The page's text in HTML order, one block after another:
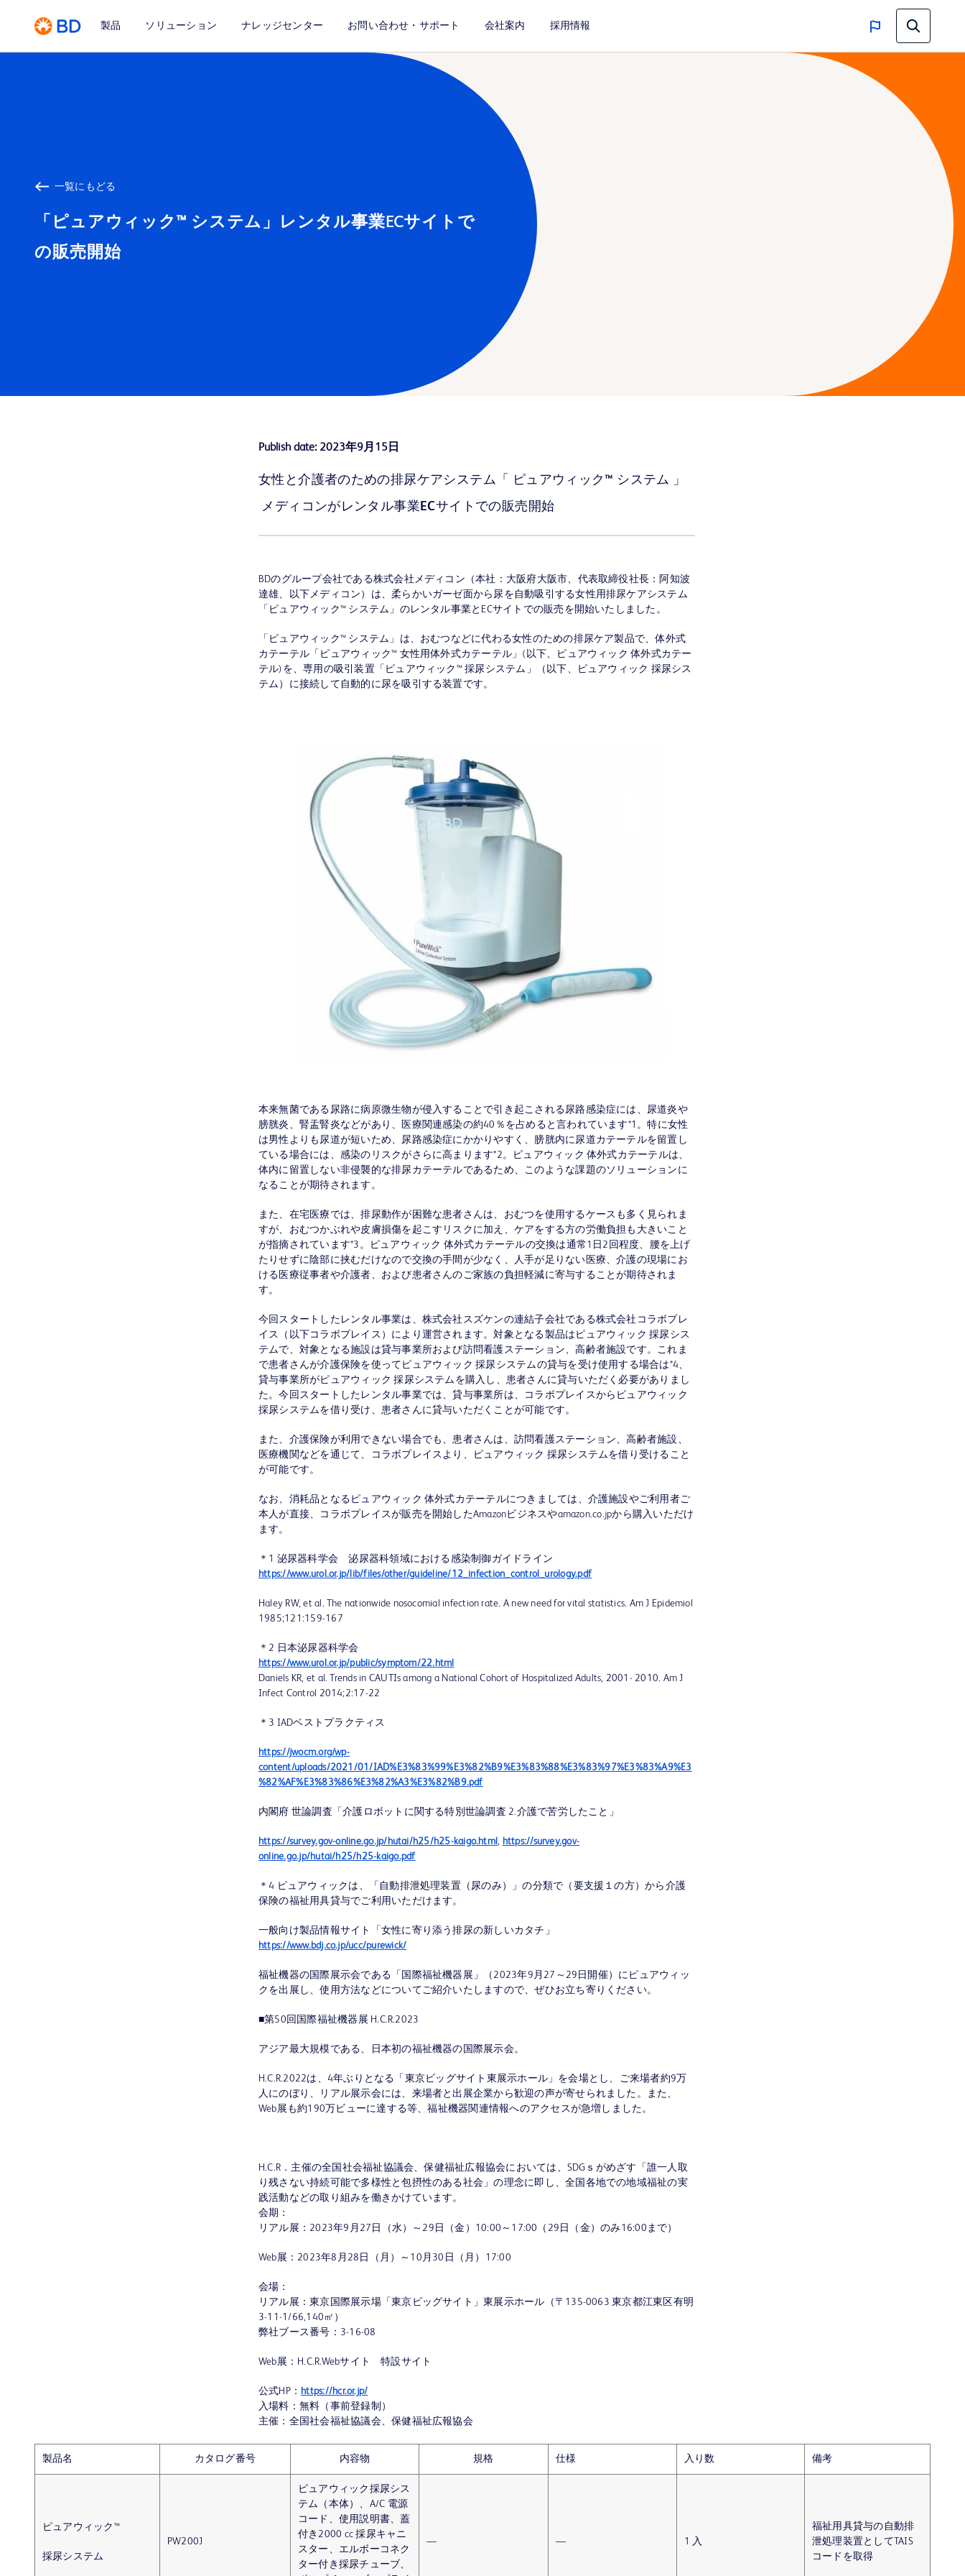
製品 ソリューション ナレッジセンター お問い合わせ・サポート 会社案内 採用情報
一覧にもどる
「ピュアウィック™ システム」レンタル事業ECサイトで
の販売開始
Publish date: 2023年9月15日
女性と介護者のための排尿ケアシステム「 ピュアウィック™ システム 」
メディコンがレンタル事業ECサイトでの販売開始
BDのグループ会社である株式会社メディコン（本社：大阪府大阪市、代表取締役社長：阿知波
達雄、以下メディコン）は、柔らかいガーゼ面から尿を自動吸引する女性用排尿ケアシステム
「ピュアウィック™ システム」のレンタル事業とECサイトでの販売を開始いたしました。
「ピュアウィック™ システム」は、おむつなどに代わる女性のための排尿ケア製品で、体外式
カテーテル「ピュアウィック™ 女性用体外式カテーテル」(以下、ピュアウィック 体外式カテー
テル)を、専用の吸引装置「ピュアウィック™ 採尿システム」（以下、ピュアウィック 採尿シス
テム）に接続して自動的に尿を吸引する装置です。
本来無菌である尿路に病原微生物が侵入することで引き起こされる尿路感染症には、尿道炎や
膀胱炎、腎盂腎炎などがあり、医療関連感染の約40％を占めると言われています*1。特に女性
は男性よりも尿道が短いため、尿路感染症にかかりやすく、膀胱内に尿道カテーテルを留置し
ている場合には、感染のリスクがさらに高まります*2。ピュアウィック 体外式カテーテルは、
体内に留置しない非侵襲的な排尿カテーテルであるため、このような課題のソリューションに
なることが期待されます。
また、在宅医療では、排尿動作が困難な患者さんは、おむつを使用するケースも多く見られま
すが、おむつかぶれや皮膚損傷を起こすリスクに加え、ケアをする方の労働負担も大きいこと
が指摘されています*3。ピュアウィック 体外式カテーテルの交換は通常1日2回程度、腰を上げ
たりせずに陰部に挟むだけなので交換の手間が少なく、人手が足りない医療、介護の現場にお
ける医療従事者や介護者、および患者さんのご家族の負担軽減に寄与することが期待されま
す。
今回スタートしたレンタル事業は、株式会社スズケンの連結子会社である株式会社コラボプレ
イス（以下コラボプレイス）により運営されます。対象となる製品はピュアウィック 採尿シス
テムで、対象となる施設は貸与事業所および訪問看護ステーション、高齢者施設です。これま
で患者さんが介護保険を使ってピュアウィック 採尿システムの貸与を受け使用する場合は*4、
貸与事業所がピュアウィック 採尿システムを購入し、患者さんに貸与いただく必要がありまし
た。今回スタートしたレンタル事業では、貸与事業所は、コラボプレイスからピュアウィック
採尿システムを借り受け、患者さんに貸与いただくことが可能です。
また、介護保険が利用できない場合でも、患者さんは、訪問看護ステーション、高齢者施設、
医療機関などを通じて、コラボプレイスより、ピュアウィック 採尿システムを借り受けること
が可能です。
なお、消耗品となるピュアウィック 体外式カテーテルにつきましては、介護施設やご利用者ご
本人が直接、コラボプレイスが販売を開始したAmazonビジネスやamazon.co.jpから購入いただけ
ます。
＊1 泌尿器科学会 泌尿器科領域における感染制御ガイドライン
https://www.urol.or.jp/lib/files/other/guideline/12_infection_control_urology.pdf
Haley RW, et al. The nationwide nosocomial infection rate. A new need for vital statistics. Am J Epidemiol
1985;121:159-167
＊2 日本泌尿器科学会
https://www.urol.or.jp/public/symptom/22.html
Daniels KR, et al. Trends in CAUTIs among a National Cohort of Hospitalized Adults, 2001- 2010. Am J
Infect Control 2014;2:17-22
＊3 IADベストプラクティス
https://jwocm.org/wp-
content/uploads/2021/01/IAD%E3%83%99%E3%82%B9%E3%83%88%E3%83%97%E3%83%A9%E3
%82%AF%E3%83%86%E3%82%A3%E3%82%B9.pdf
内閣府 世論調査「介護ロボットに関する特別世論調査 2.介護で苦労したこと」
https://survey.gov-online.go.jp/hutai/h25/h25-kaigo.html, https://survey.gov-
online.go.jp/hutai/h25/h25-kaigo.pdf
＊4 ピュアウィックは、「自動排泄処理装置（尿のみ）」の分類で（要支援１の方）から介護
保険の福祉用具貸与でご利用いただけます。
一般向け製品情報サイト「女性に寄り添う排尿の新しいカタチ」
https://www.bdj.co.jp/ucc/purewick/
福祉機器の国際展示会である「国際福祉機器展」（2023年9月27～29日開催）にピュアウィッ
クを出展し、使用方法などについてご紹介いたしますので、ぜひお立ち寄りください。
■第50回国際福祉機器展 H.C.R.2023
アジア最大規模である、日本初の福祉機器の国際展示会。
H.C.R.2022は、4年ぶりとなる「東京ビッグサイト東展示ホール」を会場とし、ご来場者約9万
人にのぼり、リアル展示会には、来場者と出展企業から歓迎の声が寄せられました。また、
Web展も約190万ビューに達する等、福祉機器関連情報へのアクセスが急増しました。
H.C.R．主催の全国社会福祉協議会、保健福祉広報協会においては、SDGｓがめざす「誰一人取
り残さない持続可能で多様性と包摂性のある社会」の理念に即し、全国各地での地域福祉の実
践活動などの取り組みを働きかけています。
会期：
リアル展：2023年9月27日（水）～29日（金）10:00～17:00（29日（金）のみ16:00まで）
Web展：2023年8月28日（月）～10月30日（月）17:00
会場：
リアル展：東京国際展示場「東京ビッグサイト」東展示ホール（〒135-0063 東京都江東区有明
3-11-1/66,140㎡）
弊社ブース番号：3-16-08
Web展：H.C.R.Webサイト 特設サイト
公式HP： https://hcr.or.jp/
入場料：無料（事前登録制）
主催：全国社会福祉協議会、保健福祉広報協会
製品名 カタログ番号 内容物 規格 仕様 入り数 備考
ピュアウィック™
採尿システム
PW200J
ピュアウィック採尿シス
テム（本体）、A/C 電源
コード、使用説明書、蓋
付き2000 cc 採尿キャニ
スター、エルボーコネク
ター付き採尿チューブ、
― ― 1 入
福祉用具貸与の自動排
泄処理装置としてTAIS
コードを取得